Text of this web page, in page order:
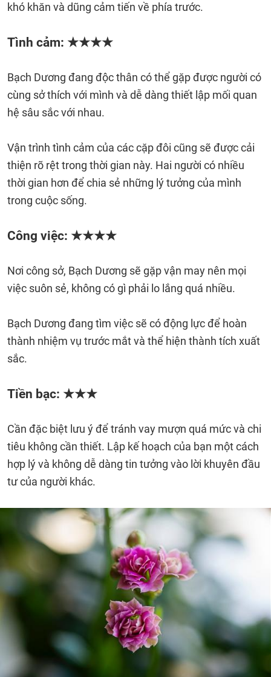
khó khăn và dũng cảm tiến về phía trước.
Tình cảm: ★★★★
Bạch Dương đang độc thân có thể gặp được người có
cùng sở thích với mình và dễ dàng thiết lập mối quan
hệ sâu sắc với nhau.
Vận trình tình cảm của các cặp đôi cũng sẽ được cải
thiện rõ rệt trong thời gian này. Hai người có nhiều
thời gian hơn để chia sẻ những lý tưởng của mình
trong cuộc sống.
Công việc: ★★★★
Nơi công sở, Bạch Dương sẽ gặp vận may nên mọi
việc suôn sẻ, không có gì phải lo lắng quá nhiều.
Bạch Dương đang tìm việc sẽ có động lực để hoàn
thành nhiệm vụ trước mắt và thể hiện thành tích xuất
sắc.
Tiền bạc: ★★★
Cần đặc biệt lưu ý để tránh vay mượn quá mức và chi
tiêu không cần thiết. Lập kế hoạch của bạn một cách
hợp lý và không dễ dàng tin tưởng vào lời khuyên đầu
tư của người khác.